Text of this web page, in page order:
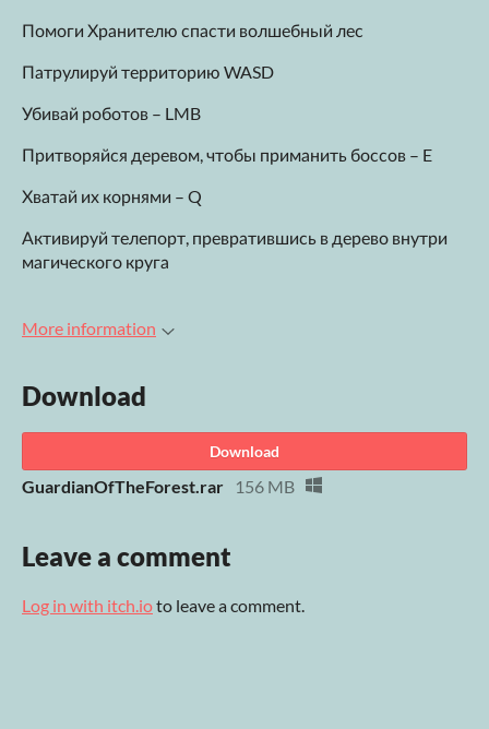
Помоги Хранителю спасти волшебный лес
Патрулируй территорию WASD
Убивай роботов – LMB
Притворяйся деревом, чтобы приманить боссов – E
Хватай их корнями – Q
Активируй телепорт, превратившись в дерево внутри
магического круга
More information
Download
Download
GuardianOfTheForest.rar 156 MB
Leave a comment
Log in with itch.ioto leave a comment.